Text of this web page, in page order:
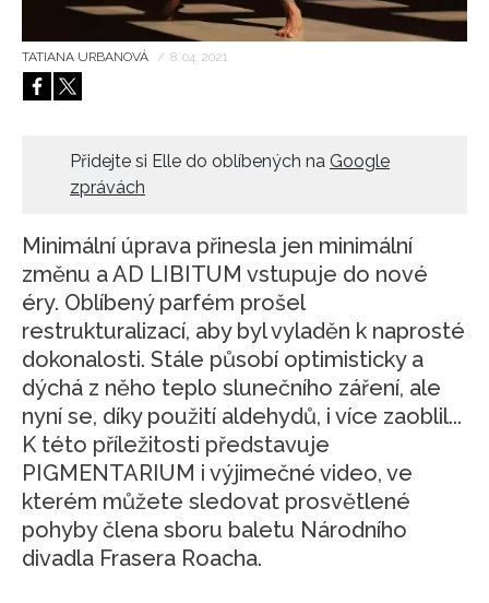
TATIANA URBANOVÁ / 8. 04. 2021
Přidejte si Elle do oblíbených na Google
zprávách
Minimální úprava přinesla jen minimální
změnu a AD LIBITUM vstupuje do nové
éry. Oblíbený parfém prošel
restrukturalizací, aby byl vyladěn k naprosté
dokonalosti. Stále působí optimisticky a
dýchá z něho teplo slunečního záření, ale
nyní se, díky použití aldehydů, i více zaoblil...
K této příležitosti představuje
PIGMENTARIUM i výjimečné video, ve
kterém můžete sledovat prosvětlené
pohyby člena sboru baletu Národního
divadla Frasera Roacha.